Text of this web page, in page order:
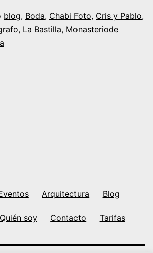
y
Pablo
blog, Boda, Chabi Foto, Cris y Pablo,
, La Bastilla, Monasteriode
Arquitectura Blog
Quién soy Contacto Tarifas